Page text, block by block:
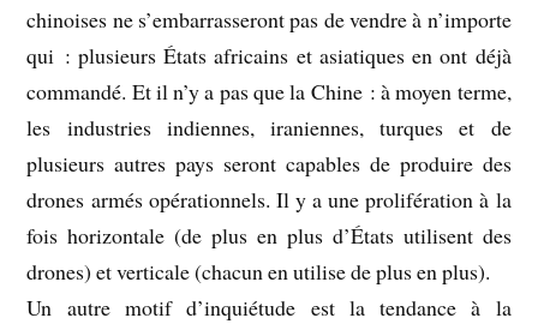
chinoises ne s’embarrasseront pas de vendre à n’importe
qui : plusieurs États africains et asiatiques en ont déjà
commandé. Et il n’y a pas que la Chine : à moyen terme,
les industries indiennes, iraniennes, turques et de
plusieurs autres pays seront capables de produire des
drones armés opérationnels. Il y a une prolifération à la
fois horizontale (de plus en plus d’États utilisent des
drones) et verticale (chacun en utilise de plus en plus).
Un autre motif d’inquiétude est la tendance à la